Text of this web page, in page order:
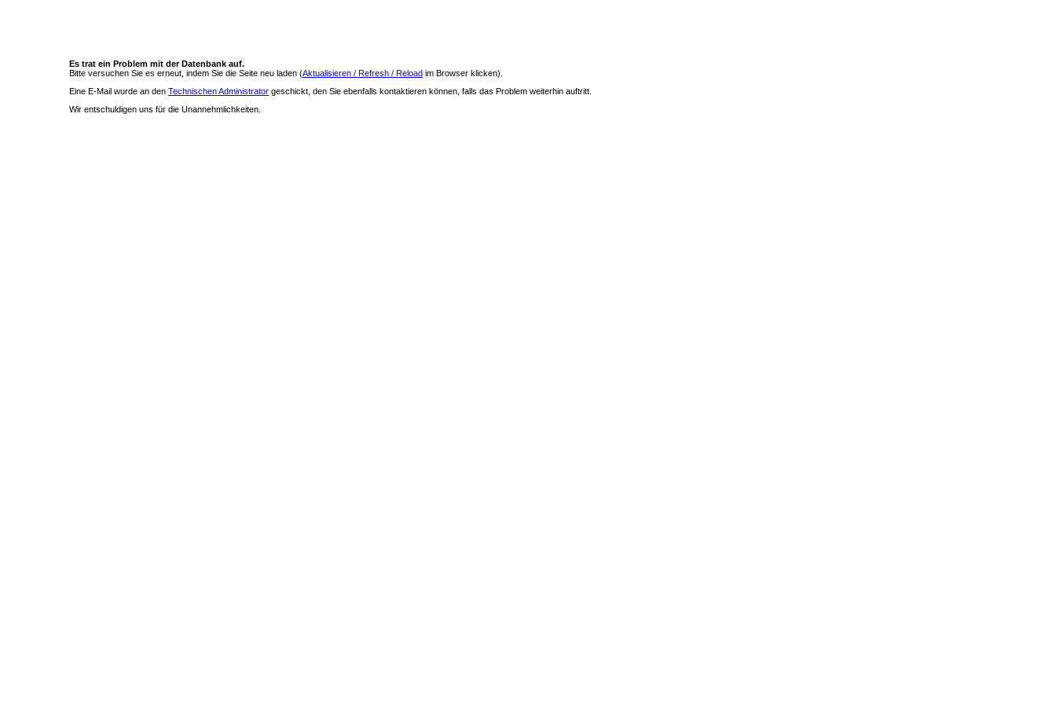
Es trat ein Problem mit der Datenbank auf.
Bitte versuchen Sie es erneut, indem Sie die Seite neu laden (Aktualisieren / Refresh / Reload im Browser klicken).
Eine E-Mail wurde an den Technischen Administrator geschickt, den Sie ebenfalls kontaktieren können, falls das Problem weiterhin auftritt.
Wir entschuldigen uns für die Unannehmlichkeiten.